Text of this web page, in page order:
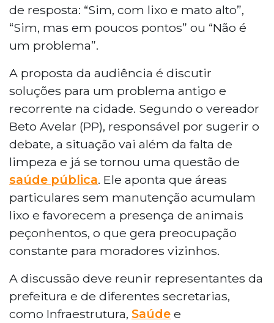
de resposta: “Sim, com lixo e mato alto”,
“Sim, mas em poucos pontos” ou “Não é
um problema”.
A proposta da audiência é discutir
soluções para um problema antigo e
recorrente na cidade. Segundo o vereador
Beto Avelar (PP), responsável por sugerir o
debate, a situação vai além da falta de
limpeza e já se tornou uma questão de
saúde pública. Ele aponta que áreas
particulares sem manutenção acumulam
lixo e favorecem a presença de animais
peçonhentos, o que gera preocupação
constante para moradores vizinhos.
A discussão deve reunir representantes da
prefeitura e de diferentes secretarias,
como Infraestrutura, Saúde e